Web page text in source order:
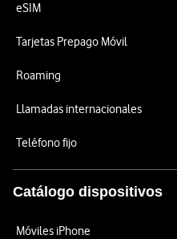
eSIM
Tarjetas Prepago Móvil
Roaming
Llamadas internacionales
Teléfono fijo
Catálogo dispositivos
Móviles iPhone